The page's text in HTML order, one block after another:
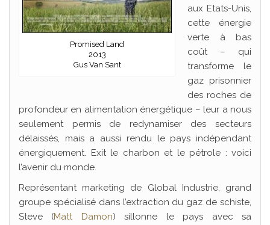
Promised Land
2013
Gus Van Sant
aux Etats-Unis,
cette énergie
verte à bas
coût – qui
transforme le
gaz prisonnier
des roches de
profondeur en alimentation énergétique – leur a nous
seulement permis de redynamiser des secteurs
délaissés, mais a aussi rendu le pays indépendant
énergiquement. Exit le charbon et le pétrole : voici
l’avenir du monde.
Représentant marketing de Global Industrie, grand
groupe spécialisé dans l’extraction du gaz de schiste,
Steve (Matt Damon) sillonne le pays avec sa